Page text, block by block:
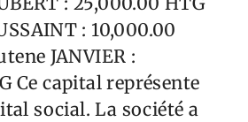
: 10,000.00
JANVIER :
Ce capital représente
social. La société a